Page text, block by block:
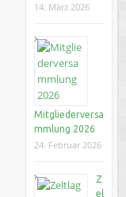
14. März 2026
Mitgliederversa
mmlung 2026
24. Februar 2026
Z
el